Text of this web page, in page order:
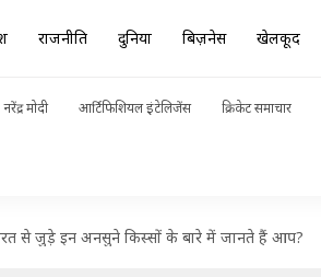
राजनीति दुनिया बिज़नेस खेलकूद
नरेंद्र मोदी आर्टिफिशियल इंटेलिजेंस क्रिकेट समाचार
से जुड़े इन अनसुने किस्सों के बारे में जानते हैं आप?